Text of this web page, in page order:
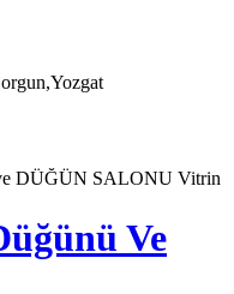
Vitrin
Ve